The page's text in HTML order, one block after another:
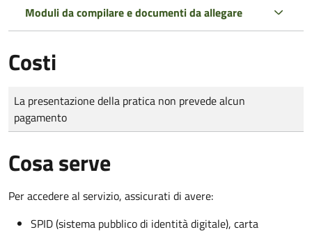
Moduli da compilare e documenti da allegare
Costi
Tipo di pagamento
Importo
La presentazione della pratica non prevede alcun
pagamento
Cosa serve
Per accedere al servizio, assicurati di avere:
SPID (sistema pubblico di identità digitale), carta